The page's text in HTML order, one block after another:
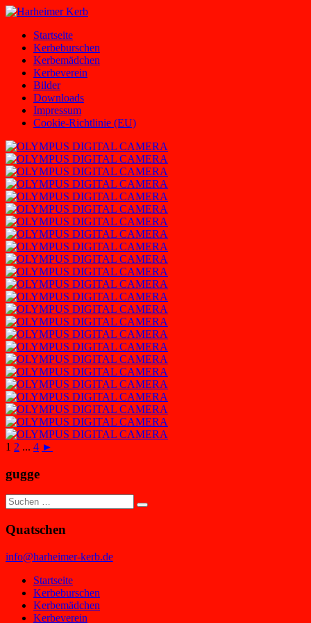
Zum
springen
Harheimer
Kerb
Homepage
Harheimer
Kerbevereins
2000
e.V.
Kerbburschen
Startseite
Kerbeburschen
Kerbemädchen
Kerbeverein
Bilder
Downloads
Impressum
Cookie-Richtlinie (EU)
1 2 ... 4 ►
gugge
Suchen
nach:
Suchen
Quatschen
info@harheimer-kerb.de
Startseite
Kerbeburschen
Kerbemädchen
Kerbeverein